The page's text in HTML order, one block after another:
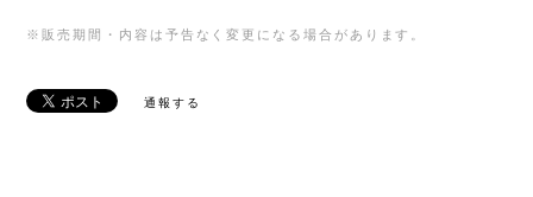
※販売期間・内容は予告なく変更になる場合があります。
通報する